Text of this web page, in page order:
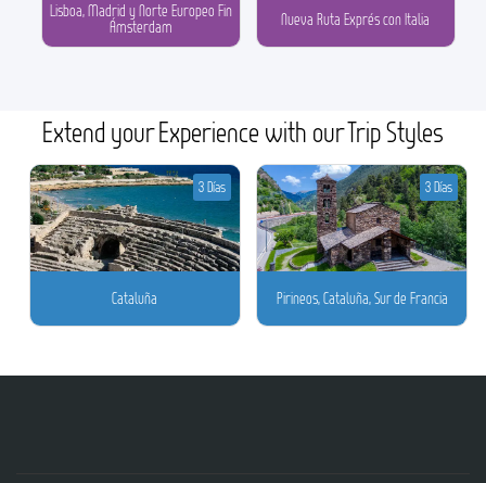
Lisboa, Madrid y Norte Europeo Fin
Ámsterdam
Nueva Ruta Exprés con Italia
Extend your Experience with our Trip Styles
Cataluña
3 Días
Pirineos, Cataluña, Sur de Francia
3 Días